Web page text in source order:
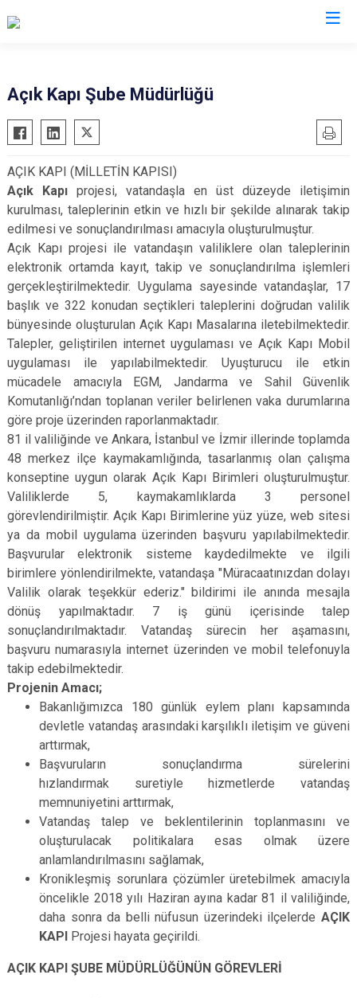
Açık Kapı Şube Müdürlüğü
AÇIK KAPI (MİLLETİN KAPISI)
Açık Kapı projesi, vatandaşla en üst düzeyde iletişimin
kurulması, taleplerinin etkin ve hızlı bir şekilde alınarak takip
edilmesi ve sonuçlandırılması amacıyla oluşturulmuştur.
Açık Kapı projesi ile vatandaşın valiliklere olan taleplerinin
elektronik ortamda kayıt, takip ve sonuçlandırılma işlemleri
gerçekleştirilmektedir. Uygulama sayesinde vatandaşlar, 17
başlık ve 322 konudan seçtikleri taleplerini doğrudan valilik
bünyesinde oluşturulan Açık Kapı Masalarına iletebilmektedir.
Talepler, geliştirilen internet uygulaması ve Açık Kapı Mobil
uygulaması ile yapılabilmektedir. Uyuşturucu ile etkin
mücadele amacıyla EGM, Jandarma ve Sahil Güvenlik
Komutanlığı’ndan toplanan veriler belirlenen vaka durumlarına
göre proje üzerinden raporlanmaktadır.
81 il valiliğinde ve Ankara, İstanbul ve İzmir illerinde toplamda
48 merkez ilçe kaymakamlığında, tasarlanmış olan çalışma
konseptine uygun olarak Açık Kapı Birimleri oluşturulmuştur.
Valiliklerde 5, kaymakamlıklarda 3 personel
görevlendirilmiştir. Açık Kapı Birimlerine yüz yüze, web sitesi
ya da mobil uygulama üzerinden başvuru yapılabilmektedir.
Başvurular elektronik sisteme kaydedilmekte ve ilgili
birimlere yönlendirilmekte, vatandaşa "Müracaatınızdan dolayı
Valilik olarak teşekkür ederiz." bildirimi ile anında mesajla
dönüş yapılmaktadır. 7 iş günü içerisinde talep
sonuçlandırılmaktadır. Vatandaş sürecin her aşamasını,
başvuru numarasıyla internet üzerinden ve mobil telefonuyla
takip edebilmektedir.
Projenin Amacı;
Bakanlığımızca 180 günlük eylem planı kapsamında
devletle vatandaş arasındaki karşılıklı iletişim ve güveni
arttırmak,
Başvuruların sonuçlandırma sürelerini
hızlandırmak suretiyle hizmetlerde vatandaş
memnuniyetini arttırmak,
Vatandaş talep ve beklentilerinin toplanmasını ve
oluşturulacak politikalara esas olmak üzere
anlamlandırılmasını sağlamak,
Kronikleşmiş sorunlara çözümler üretebilmek amacıyla
öncelikle 2018 yılı Haziran ayına kadar 81 il valiliğinde,
daha sonra da belli nüfusun üzerindeki ilçelerde AÇIK
KAPI Projesi hayata geçirildi.
AÇIK KAPI ŞUBE MÜDÜRLÜĞÜNÜN GÖREVLERİ